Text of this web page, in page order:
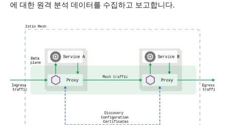
에 대한 원격 분석 데이터를 수집하고 보고합니다.